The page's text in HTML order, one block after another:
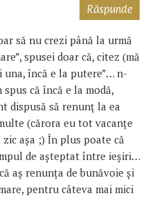
să nu crezi până la urmă
spusei doar că, citez (mă
una, încă e la putere”… n-
spus că încă e la modă,
dispusă să renunț la ea
(cărora eu tot vacanțe
zic așa ;) În plus poate că
de așteptat între ieșiri…
aș renunța de bunăvoie și
pentru câteva mai mici
Răspunde